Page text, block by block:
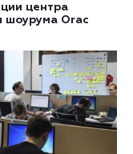
центра
шоурума Orac